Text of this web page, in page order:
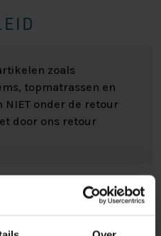
zoals
topmatrassen en
NIET onder de retour
door ons retour
dat u een bestelling
het product toch niet